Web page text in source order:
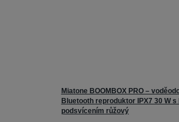
Miatone BOOMBOX PRO –
Bluetooth reproduktor IPX7 30 W s
podsvícením růžový